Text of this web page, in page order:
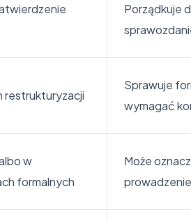
Porządkuje
restrukturyzacji
Sprawuje
wymagać
w
formalnych
Może